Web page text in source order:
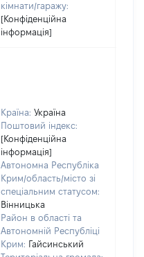
кімнати/гаражу:
[Конфіденційна
інформація]
Країна: Україна
Поштовий індекс:
[Конфіденційна
інформація]
Автономна Республіка
Крим/область/місто зі
спеціальним статусом:
Вінницька
Район в області та
Автономній Республіці
Крим: Гайсинський